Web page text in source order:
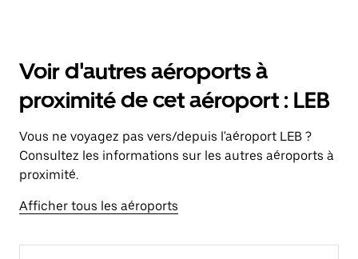
Voir d'autres aéroports à
proximité de cet aéroport : LEB
Vous ne voyagez pas vers/depuis l'aéroport LEB ?
Consultez les informations sur les autres aéroports à
proximité.
Afficher tous les aéroports